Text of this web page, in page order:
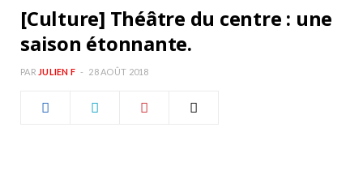
s
[Culture] Théâtre du centre : une
saison étonnante.
PAR JULIEN F 28 AOÛT 2018